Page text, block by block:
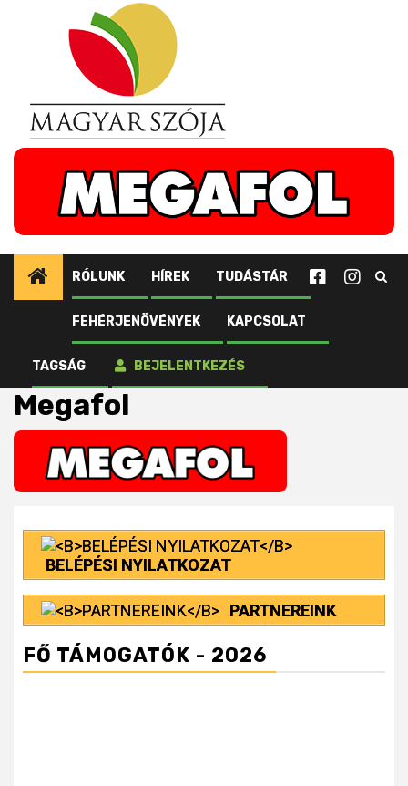
tartalomhoz
RÓLUNK HÍREK TUDÁSTÁR
FEHÉRJENÖVÉNYEK KAPCSOLAT
TAGSÁG BEJELENTKEZÉS
Kezdőlap Fehérjenövények
Szója
Megafol
BELÉPÉSI NYILATKOZAT
PARTNEREINK
FŐ TÁMOGATÓK - 2026